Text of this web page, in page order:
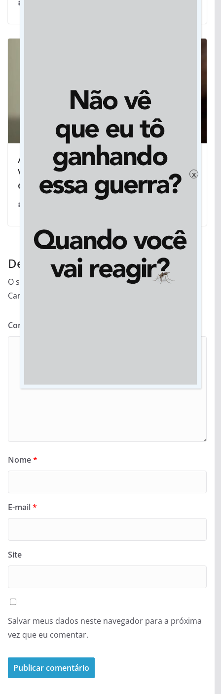
Atenção à saúde local e regional:
Vicentina recebe senador Nelsinho,
entrega veículo e ativa telemedicina
Deixe um comentário
O seu endereço de e-mail não será publicado.
Campos obrigatórios são marcados com
Comentário
Nome*
E-mail*
Site
Salvar meus dados neste navegador para a próxima
vez que eu comentar.
x